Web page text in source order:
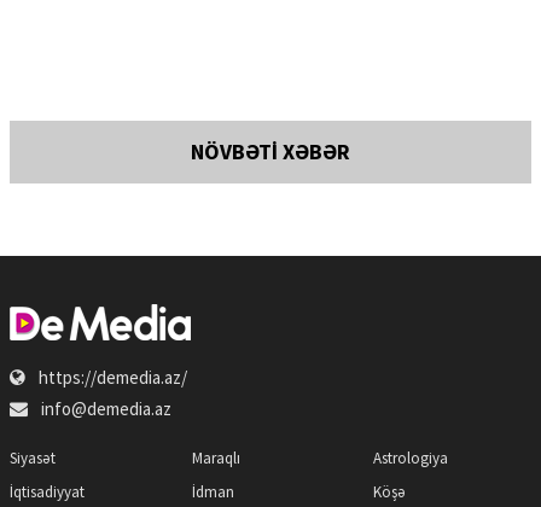
NÖVBƏTİ XƏBƏR
https://demedia.az/
info@demedia.az
Siyasət
İqtisadiyyat
Maraqlı
İdman
Astrologiya
Köşə